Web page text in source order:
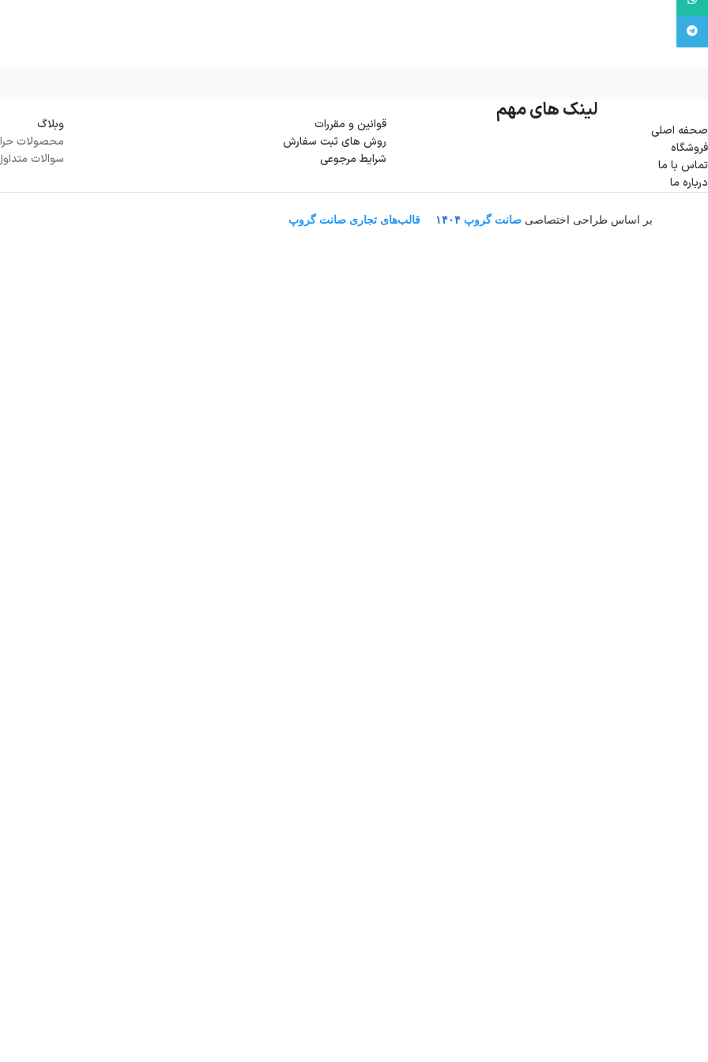
لینک های مهم
صحفه اصلی
فروشگاه
تماس با ما
درباره ما
قوانین و مقررات
روش های ثبت سفارش
شرایط مرجوعی
وبلاگ
محصولات
سوالات
بر اساس طراحی اختصاصی صانت گروپ ۱۴۰۴ قالب‌های تجاری صانت گروپ